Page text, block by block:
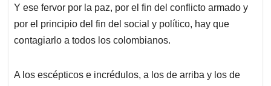
Y ese fervor por la paz, por el fin del conflicto armado y
por el principio del fin del social y político, hay que
contagiarlo a todos los colombianos.
A los escépticos e incrédulos, a los de arriba y los de